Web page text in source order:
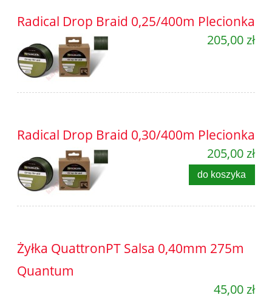
Radical Drop Braid 0,25/400m Plecionka
205,00 zł
Radical Drop Braid 0,30/400m Plecionka
205,00 zł
do koszyka
Żyłka QuattronPT Salsa 0,40mm 275m
Quantum
45,00 zł